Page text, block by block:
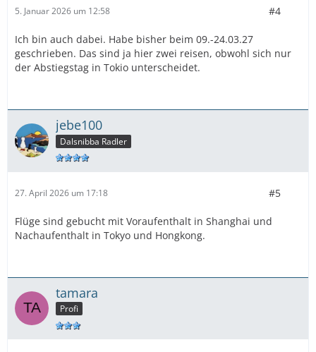
5. Januar 2026 um 12:58 #4
Ich bin auch dabei. Habe bisher beim 09.-24.03.27
geschrieben. Das sind ja hier zwei reisen, obwohl sich nur
der Abstiegstag in Tokio unterscheidet.
jebe100
Dalsnibba Radler
27. April 2026 um 17:18 #5
Flüge sind gebucht mit Voraufenthalt in Shanghai und
Nachaufenthalt in Tokyo und Hongkong.
tamara
Profi